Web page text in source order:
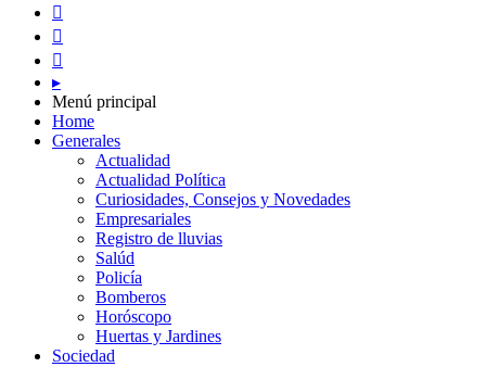
PRE-FEDERAL MASCULINO DE BASQUET EN
agosto 6, 2026
Actualidad De interés general
Por el torneo Pre-federal de Básquet, el equipo de Cadetes de



▸
Menú principal
Home
Generales
Actualidad
Actualidad Política
Curiosidades, Consejos y Novedades
Empresariales
Registro de lluvias
Salúd
Policía
Bomberos
Horóscopo
Huertas y Jardines
Sociedad